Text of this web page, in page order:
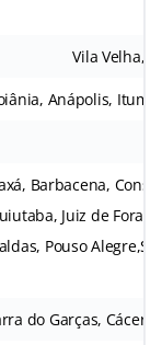
Vila Velha,
Anápolis,
Barbacena,
Juiz de Fora,
Pouso
do Garças,